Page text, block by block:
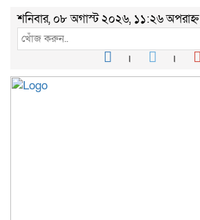
শনিবার, ০৮ অগাস্ট ২০২৬, ১১:২৬ অপরাহ্ন